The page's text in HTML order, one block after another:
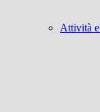
Attività